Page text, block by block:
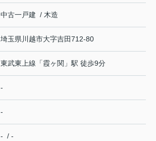
中古一戸建 / 木造
埼玉県 川越市大字吉田712-80
東武東上線 「霞ヶ関 」駅 徒歩9分
-
-
- / -